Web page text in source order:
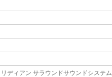
リディアン サラウンドサウンドシステム